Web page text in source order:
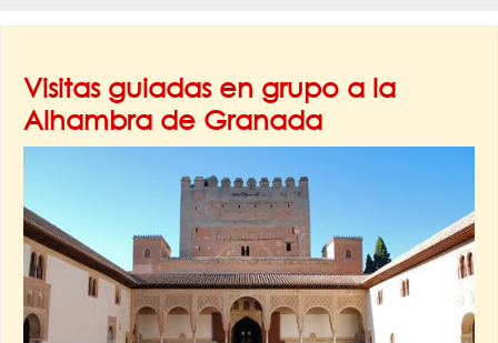
Visitas guiadas en grupo a la
Alhambra de Granada